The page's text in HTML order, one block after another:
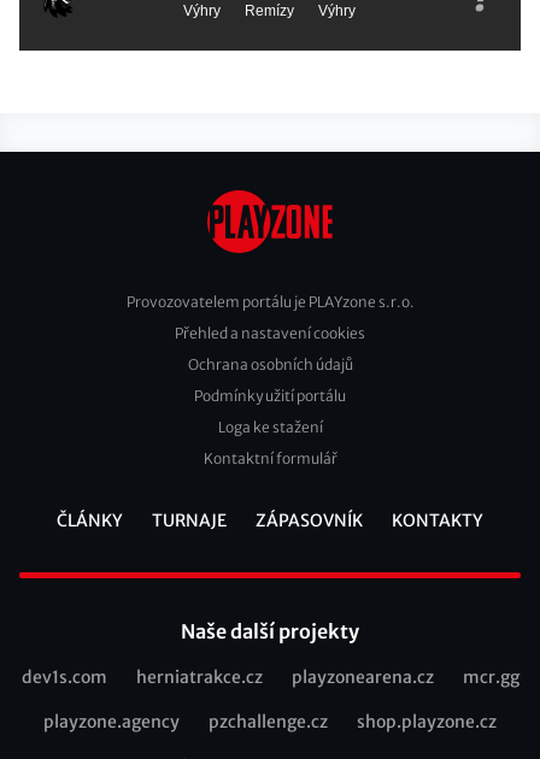
Výhry Remízy Výhry
Footer
Provozovatelem portálu je PLAYzone s.r.o.
Přehled a nastavení cookies
Ochrana osobních údajů
Podmínky užití portálu
Loga ke stažení
Kontaktní formulář
ČLÁNKY TURNAJE ZÁPASOVNÍK KONTAKTY
Naše další projekty
Recommended
dev1s.com herniatrakce.cz playzonearena.cz mcr.gg
playzone.agency pzchallenge.cz shop.playzone.cz